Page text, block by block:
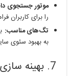
موتور جستجوی
را برای کاربران
تگ‌های مناسب:
به بهبود سئوی
7. بهینه سازی برای موتورهای جستجو (SEO)